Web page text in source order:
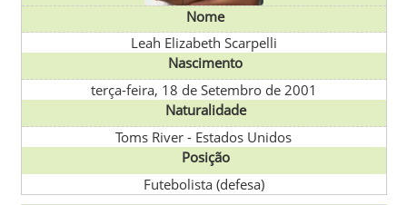
Nome
Leah Elizabeth Scarpelli
Nascimento
terça-feira, 18 de Setembro de 2001
Naturalidade
Toms River - Estados Unidos
Posição
Futebolista (defesa)